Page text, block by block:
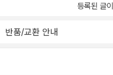
로 빚어요. 가을날 한들한들 춤추
채를 바라보며 사진을 찍고 글을
올려다봅니다. 저 새는 어떤 새일
등록된 글
반품/교환 안내